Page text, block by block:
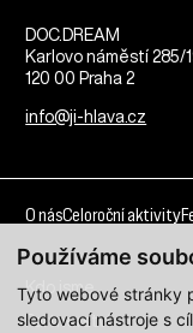
Používáme
Tyto webové stránky
sledovací nástroje s
DOC.DREAM​
Karlovo náměstí 285/
120 00 Praha 2
info@ji-hlava.cz
O násCeloroční aktivity
Kdo jsme
Partnerství